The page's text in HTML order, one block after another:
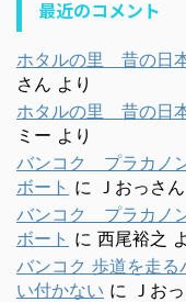
最近のコメント
ホタルの里 昔の日
さん より
ホタルの里 昔の日
ミー より
バンコク プラカノ
ボート に Ｊおっさん
バンコク プラカノ
ボート に 西尾裕之
バンコク 歩道を走る
い付かない に Ｊお